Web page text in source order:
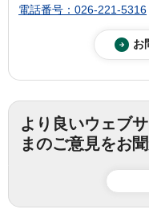
電話番号：026-221-5316
より良いウェブ
まのご意見をお